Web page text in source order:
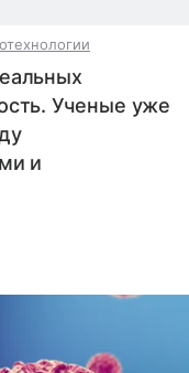
Ученые уже
и